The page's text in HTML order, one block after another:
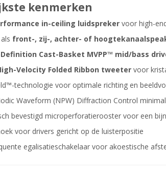
kenmerken
in-ceiling luidspreker voor high-
front-, zij-, achter- of
Cast-Basket MVPP™ mid/bass
Velocity Folded Ribbon tweeter voor
technologie voor optimale richting en
Waveform (NPW) Diffraction Control
bevestigd microperforatierooster voor een
voor drivers gericht op de luisterpositie
egalisatieschakelaar voor akoestische